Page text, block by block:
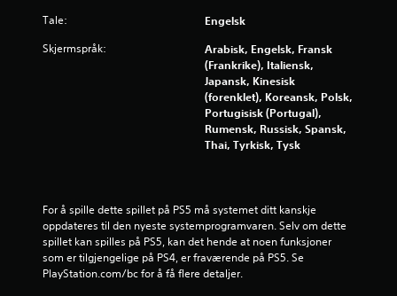
5
r
a
6
Tale: Engelsk
Skjermspråk:
Arabisk, Engelsk, Fransk
(Frankrike), Italiensk,
Japansk, Kinesisk
(forenklet), Koreansk, Polsk,
Portugisisk (Portugal),
Rumensk, Russisk, Spansk,
Thai, Tyrkisk, Tysk
For å spille dette spillet på PS5 må systemet ditt kanskje
oppdateres til den nyeste systemprogramvaren. Selv om dette
spillet kan spilles på PS5, kan det hende at noen funksjoner
som er tilgjengelige på PS4, er fraværende på PS5. Se
PlayStation.com/bc for å få flere detaljer.